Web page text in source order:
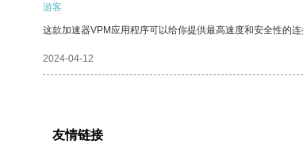
游客
这款加速器VPM应用程序可以给你提供最高速度和安全性的连
2024-04-12
友情链接